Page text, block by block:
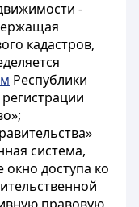
-
кадастров,
Республики
система,
доступа ко